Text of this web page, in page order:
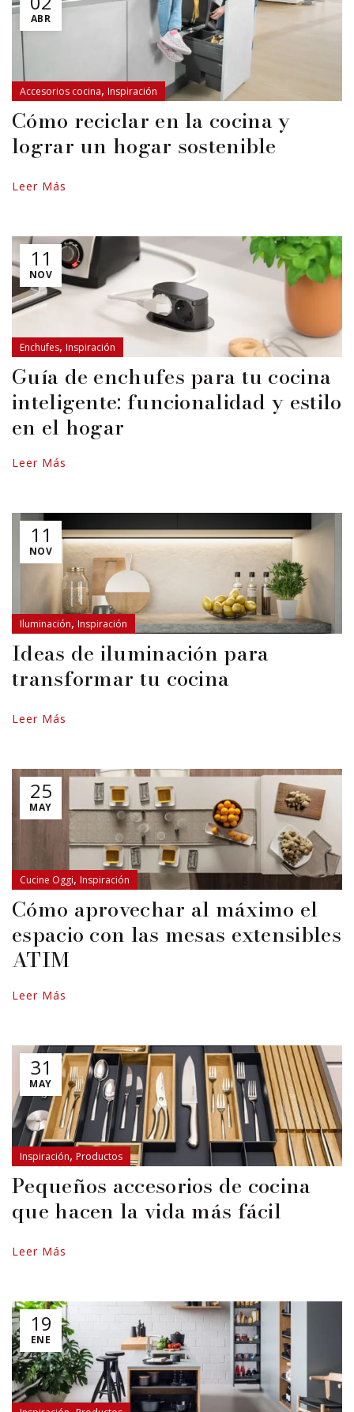
ABR
Accesorios cocina, Inspiración
Cómo reciclar en la cocina y
lograr un hogar sostenible
Leer Más
11
NOV
Enchufes, Inspiración
Guía de enchufes para tu cocina
inteligente: funcionalidad y estilo
en el hogar
Leer Más
11
NOV
Iluminación, Inspiración
Ideas de iluminación para
transformar tu cocina
Leer Más
25
MAY
Cucine Oggi, Inspiración
Cómo aprovechar al máximo el
espacio con las mesas extensibles
ATIM
Leer Más
31
MAY
Inspiración, Productos
Pequeños accesorios de cocina
que hacen la vida más fácil
Leer Más
19
ENE